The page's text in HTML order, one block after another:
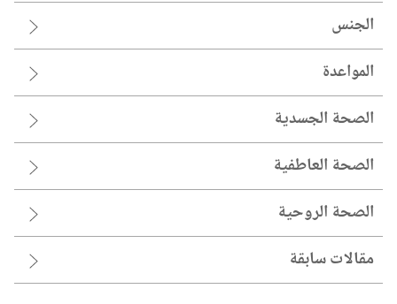
الجنس
المواعدة
الصحة الجسدية
الصحة العاطفية
الصحة الروحية
مقالات سابقة